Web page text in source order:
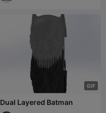
GIF
Dual Layered Batman